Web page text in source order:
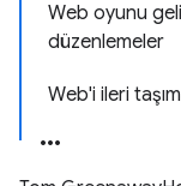
Web oyunu
düzenlemeler
Web'i ileri